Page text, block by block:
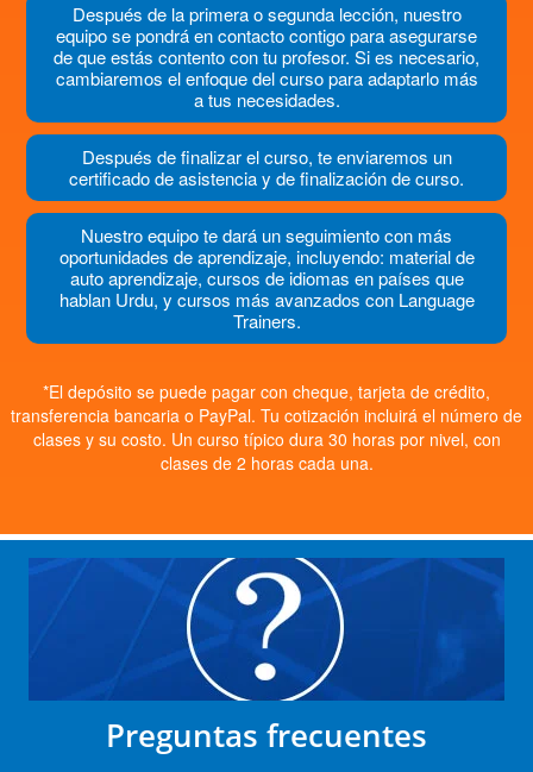
Después de la primera o segunda lección, nuestro
equipo se pondrá en contacto contigo para asegurarse
de que estás contento con tu profesor. Si es necesario,
cambiaremos el enfoque del curso para adaptarlo más
a tus necesidades.
Después de finalizar el curso, te enviaremos un
certificado de asistencia y de finalización de curso.
Nuestro equipo te dará un seguimiento con más
oportunidades de aprendizaje, incluyendo: material de
auto aprendizaje, cursos de idiomas en países que
hablan Urdu, y cursos más avanzados con Language
Trainers.
*El depósito se puede pagar con cheque, tarjeta de crédito,
transferencia bancaria o PayPal. Tu cotización incluirá el número de
clases y su costo. Un curso típico dura 30 horas por nivel, con
clases de 2 horas cada una.
Preguntas frecuentes